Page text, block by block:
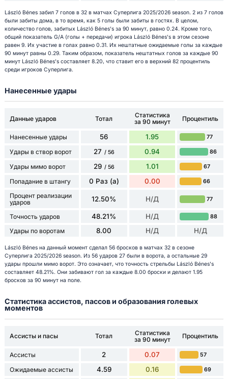
László Bénes забил 7 голов в 32 в матчах Суперлига 2025/2026 season. 2 из 7 голов
были забиты дома, в то время, как 5 голы были забиты в гостях. В целом,
количество голов, забитых László Bénes's за 90 минут, равно 0.24. Кроме того,
общий показатель G/A (голы + передачи) игрока László Bénes's в этом сезоне
равен 9. Их участие в голах равно 0.31. Их нештатные ожидаемые голы за каждые
90 минут равны 0.29. Таким образом, показатель нештатных голов за каждые 90
минут László Bénes's составляет 8.20, что ставит его в верхний 82 процентиль
среди игроков Суперлига.
Нанесенные удары
Данные ударов Тотал
Статистика
за 90 минут
Процентиль
Нанесенные удары 56 1.95 77
Удары в створ ворот 27 / 56 0.94 86
Удары мимо ворот 29 / 56 1.01 67
Попадание в штангу 0 Раз (а) 0.00 66
Процент реализации
ударов
12.50% Н/Д 77
Точность ударов 48.21% Н/Д 88
Удары по воротам 8.00 Н/Д Н/Д
László Bénes на данный момент сделал 56 бросков в матчах 32 в сезоне
Суперлига 2025/2026 season. Из 56 ударов 27 были в ворота, а остальные 29
удары прошли мимо ворот. Это означает, что точность стрельбы László Bénes's
составляет 48.21%. Они забивают гол за каждые 8.00 броски и делают 1.95
бросков за 90 минут на поле.
Статистика ассистов, пассов и образования голевых
моментов
Ассисты и пасы Тотал
Статистика
за 90 минут
Процентиль
Ассисты 2 0.07 57
Ожидаемые ассисты 4.59 0.16 69